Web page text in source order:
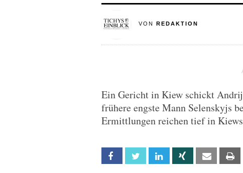
VON REDAKTION
Ein Gericht in Kiew schickt
frühere engste Mann Selenskyjs
Ermittlungen reichen tief in
Facebook Twitter Linkedin Xing Email